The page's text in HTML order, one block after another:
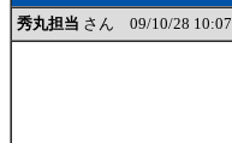
秀丸担当 さん 09/10/28 10:07